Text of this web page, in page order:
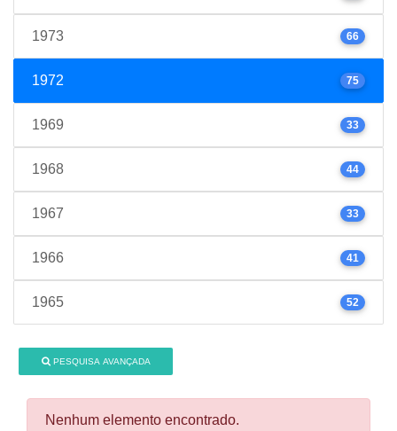
1973 66
1972 75
1969 33
1968 44
1967 33
1966 41
1965 52
PESQUISA AVANÇADA
Nenhum elemento encontrado.